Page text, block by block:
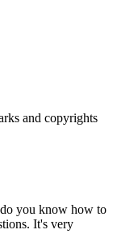
and copyrights
you know how to
It's very